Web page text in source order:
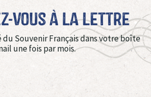
vous à La Lettre
du Souvenir Français dans votre boîte
une fois par mois.